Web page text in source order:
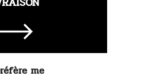
me